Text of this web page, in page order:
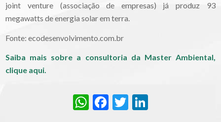
joint venture (associação de empresas) já produz 93
megawatts de energia solar em terra.
Fonte: ecodesenvolvimento.com.br
Saiba mais sobre a consultoria da Master Ambiental,
clique aqui.
WhatsApp
Facebook
Twitter